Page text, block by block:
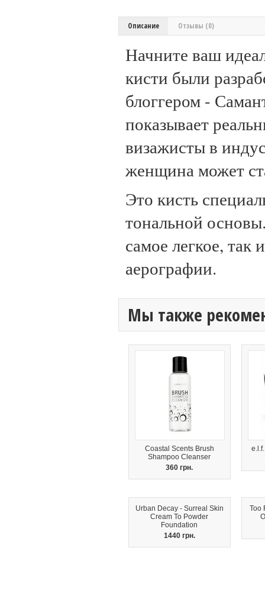
Описание Отзывы (0)
Начните ваш
кисти были
блоггером -
показывает
визажисты в
женщина может
Это кисть
тональной
самое легкое,
аерографии.
Мы также
Coastal Scents Brush
Shampoo Cleanser
360 грн.
Urban Decay - Surreal Skin
Cream To Powder
Foundation
1440 грн.
Too